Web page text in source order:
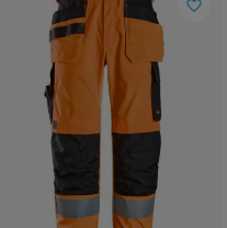
favorite_border